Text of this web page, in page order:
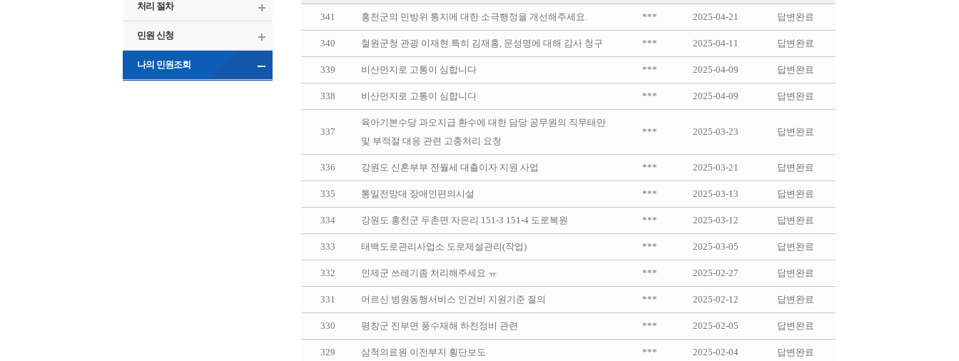
처리 절차
민원 신청
나의 민원조회
341 홍천군의 민방위 통지에 대한 소극행정을 개선해주세요. *** 2025-04-21 답변완료
340 철원군청 관광 이재현.특히 김재홍, 문성명에 대해 감사 청구 *** 2025-04-11 답변완료
339 비산먼지로 고통이 심합니다 *** 2025-04-09 답변완료
338 비산먼지로 고통이 심합니다 *** 2025-04-09 답변완료
337
육아기본수당 과오지급 환수에 대한 담당 공무원의 직무태만
및 부적절 대응 관련 고충처리 요청
*** 2025-03-23 답변완료
336 강원도 신혼부부 전월세 대출이자 지원 사업 *** 2025-03-21 답변완료
335 통일전망대 장애인편의시설 *** 2025-03-13 답변완료
334 강원도 홍천군 두촌면 자은리 151-3 151-4 도로복원 *** 2025-03-12 답변완료
333 태백도로관리사업소 도로제설관리(작업) *** 2025-03-05 답변완료
332 인제군 쓰레기좀 처리해주세요 ㅠ *** 2025-02-27 답변완료
331 어르신 병원동행서비스 인건비 지원기준 질의 *** 2025-02-12 답변완료
330 평창군 진부면 풍수재해 하천정비 관련 *** 2025-02-05 답변완료
329 삼척의료원 이전부지 횡단보도 *** 2025-02-04 답변완료